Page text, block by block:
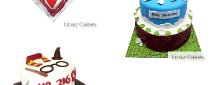
Liraz Cakes
Liraz Cakes
עוגת קומות לברית של חיות שועלים ישנים בטבע
התקשר/י
עוגת הארי פוטר מבצק סוכר